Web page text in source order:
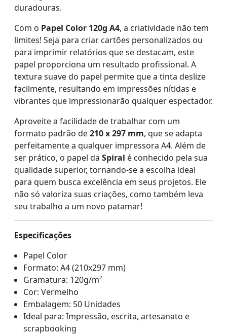
duradouras.
Com o Papel Color 120g A4, a criatividade não tem
limites! Seja para criar cartões personalizados ou
para imprimir relatórios que se destacam, este
papel proporciona um resultado profissional. A
textura suave do papel permite que a tinta deslize
facilmente, resultando em impressões nítidas e
vibrantes que impressionarão qualquer espectador.
Aproveite a facilidade de trabalhar com um
formato padrão de210 x 297 mm, que se adapta
perfeitamente a qualquer impressora A4. Além de
ser prático, o papel da Spiral é conhecido pela sua
qualidade superior, tornando-se a escolha ideal
para quem busca excelência em seus projetos. Ele
não só valoriza suas criações, como também leva
seu trabalho a um novo patamar!
Especificações
Papel Color
Formato: A4 (210x297 mm)
Gramatura: 120g/m²
Cor: Vermelho
Embalagem: 50 Unidades
Ideal para: Impressão, escrita, artesanato e
scrapbooking